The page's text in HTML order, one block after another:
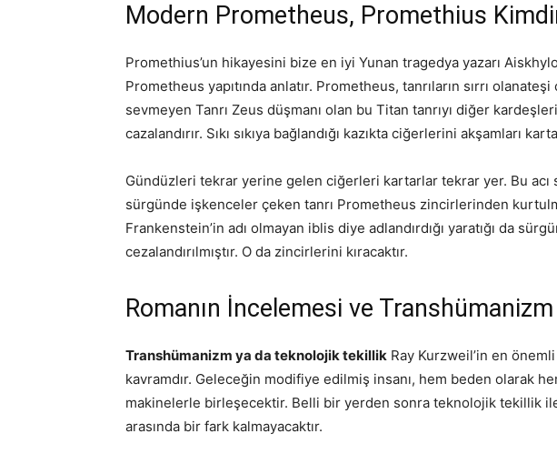
Modern Prometheus, Promethius
Promethius’un hikayesini bize en iyi Yunan tragedya yazarı
Prometheus yapıtında anlatır. Prometheus, tanrıların sırrı
sevmeyen Tanrı Zeus düşmanı olan bu Titan tanrıyı diğer
cazalandırır. Sıkı sıkıya bağlandığı kazıkta ciğerlerini akşamları
Gündüzleri tekrar yerine gelen ciğerleri kartarlar tekrar yer. Bu acı
sürgünde işkenceler çeken tanrı Prometheus zincirlerinden
Frankenstein’in adı olmayan iblis diye adlandırdığı yaratığı da
cezalandırılmıştır. O da zincirlerini kıracaktır.
Romanın İncelemesi ve Transhümanizm
Transhümanizm ya da teknolojik tekillik Ray Kurzweil’in en
kavramdır. Geleceğin modifiye edilmiş insanı, hem beden olarak
makinelerle birleşecektir. Belli bir yerden sonra teknolojik tekillik
arasında bir fark kalmayacaktır.